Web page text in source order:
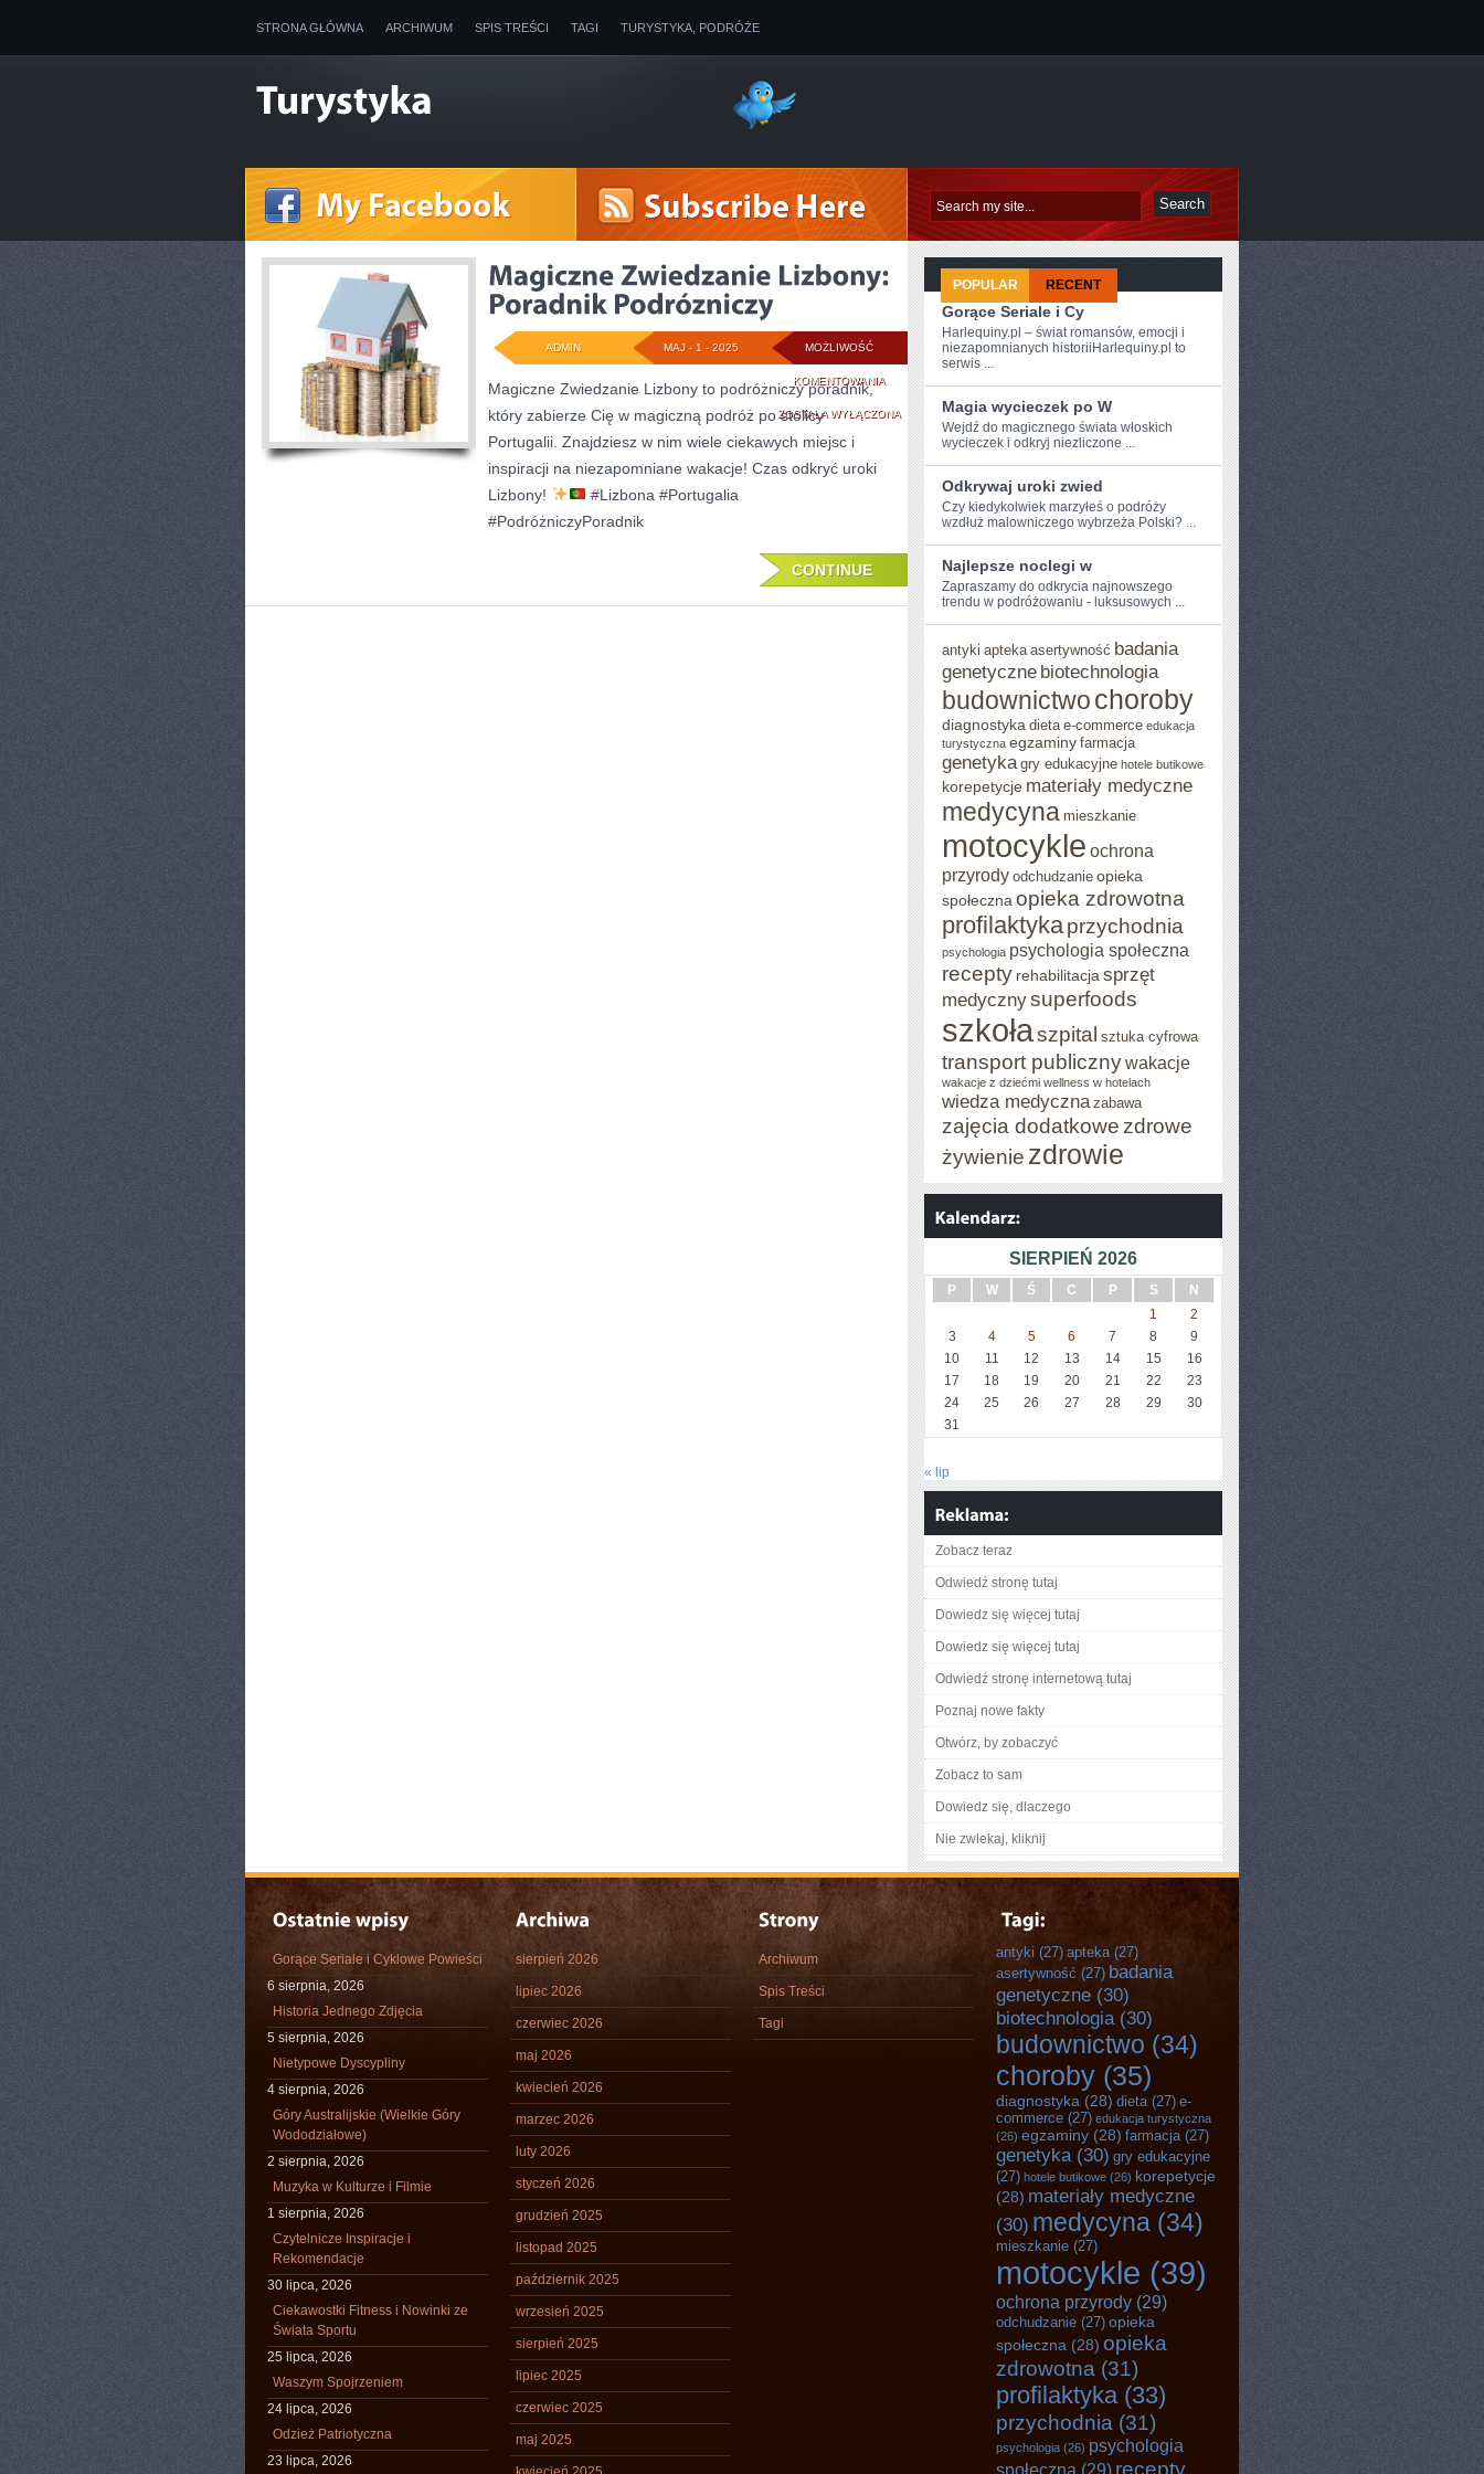
STRONA GŁÓWNA ARCHIWUM SPIS TREŚCI TAGI TURYSTYKA, PODRÓŻE
MOŻLIWOŚĆ
KOMENTOWANIAMAGICZNE
ZWIEDZANIE
LIZBONY:
PORADNIK
PODRÓZNICZY
ZOSTAŁA WYŁĄCZONA
MAJ - 1 - 2025
ADMIN
Magiczne Zwiedzanie Lizbony to podróżniczy poradnik,
który zabierze Cię w magiczną podróż po stolicy
Portugalii. Znajdziesz w nim wiele ciekawych miejsc i
inspiracji na niezapomniane wakacje! Czas odkryć uroki
Lizbony!
#Lizbona #Portugalia
#PodróżniczyPoradnik
CONTINUE
POPULAR RECENT
Gorące Seriale i Cy
Harlequiny.pl – świat romansów, emocji i
niezapomnianych historiiHarlequiny.pl to
serwis ...
Magia wycieczek po W
Wejdź do magicznego świata włoskich
wycieczek i odkryj ‌niezliczone ...
Odkrywaj uroki zwied
Czy kiedykolwiek​ marzyłeś o podróży
wzdłuż‍ malowniczego wybrzeża Polski? ...
Najlepsze noclegi w
Zapraszamy⁢ do odkrycia najnowszego
trendu w podróżowaniu - ⁢luksusowych ...
antyki apteka asertywność badania
genetyczne biotechnologia
budownictwochoroby
diagnostyka dieta e-commerce edukacja
turystyczna egzaminy farmacja
genetyka gry edukacyjne hotele butikowe
korepetycje materiały medyczne
medycyna mieszkanie
motocykle ochrona
przyrody odchudzanie opieka
społeczna opieka zdrowotna
profilaktykaprzychodnia
psychologia psychologia społeczna
recepty rehabilitacja sprzęt
medycznysuperfoods
szkołaszpital sztuka cyfrowa
transport publicznywakacje
wakacje z dziećmi wellness w hotelach
wiedza medyczna zabawa
zajęcia dodatkowe zdrowe
żywienie zdrowie
SIERPIEŃ 2026
P W Ś C P S
N
1
2
3
4 5 6 7 8
9
10
11 12 13 14 15
16
17
18 19 20 21 22
23
24
25 26 27 28 29
30
31
« lip
Zobacz teraz
Odwiedź stronę tutaj
Dowiedz się więcej tutaj
Dowiedz się więcej tutaj
Odwiedź stronę internetową tutaj
Poznaj nowe fakty
Otwórz, by zobaczyć
Zobacz to sam
Dowiedz się, dlaczego
Nie zwlekaj, kliknij
Gorące Seriale i Cyklowe Powieści
6 sierpnia, 2026
Historia Jednego Zdjęcia
5 sierpnia, 2026
Nietypowe Dyscypliny
4 sierpnia, 2026
Góry Australijskie (Wielkie Góry
Wododziałowe)
2 sierpnia, 2026
Muzyka w Kulturze i Filmie
1 sierpnia, 2026
Czytelnicze Inspiracje i
Rekomendacje
30 lipca, 2026
Ciekawostki Fitness i Nowinki ze
Świata Sportu
25 lipca, 2026
Waszym Spojrzeniem
24 lipca, 2026
Odzież Patriotyczna
23 lipca, 2026
sierpień 2026
lipiec 2026
czerwiec 2026
maj 2026
kwiecień 2026
marzec 2026
luty 2026
styczeń 2026
grudzień 2025
listopad 2025
październik 2025
wrzesień 2025
sierpień 2025
lipiec 2025
czerwiec 2025
maj 2025
Archiwum
Spis Treści
Tagi
antyki (27) apteka(27)
asertywność (27) badania
genetyczne (30)
biotechnologia(30)
budownictwo (34)
choroby (35)
diagnostyka (28) dieta(27) e-
commerce (27) edukacja turystyczna
(26) egzaminy (28) farmacja(27)
genetyka(30) gry edukacyjne
(27) hotele butikowe (26) korepetycje
(28) materiały medyczne
(30) medycyna (34)
mieszkanie (27)
motocykle (39)
ochrona przyrody (29)
odchudzanie (27) opieka
społeczna (28) opieka
zdrowotna (31)
profilaktyka(33)
przychodnia (31)
psychologia (26) psychologia
społeczna (29) recepty